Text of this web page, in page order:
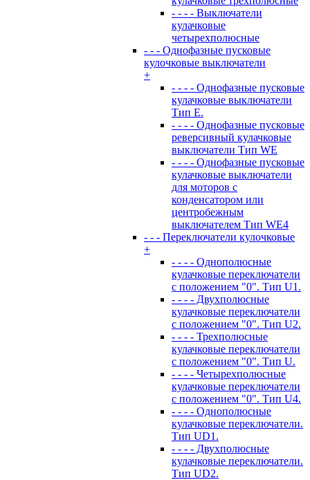
- - - - Выключатели
кулачковые
четырехполюсные
- - - Однофазные пусковые
кулочковые выключатели
+
- - - - Однофазные пусковые
кулачковые выключатели
Тип E.
- - - - Однофазные пусковые
реверсивный кулачковые
выключатели Тип WE
- - - - Однофазные пусковые
кулачковые выключатели
для моторов с
конденсатором или
центробежным
выключателем Тип WE4
- - - Переключатели кулочковые
+
- - - - Однополюсные
кулачковые переключатели
с положением "0". Тип U1.
- - - - Двухполюсные
кулачковые переключатели
с положением "0". Тип U2.
- - - - Трехполюсные
кулачковые переключатели
с положением "0". Тип U.
- - - - Четырехполюсные
кулачковые переключатели
с положением "0". Тип U4.
- - - - Однополюсные
кулачковые переключатели.
Тип UD1.
- - - - Двухполюсные
кулачковые переключатели.
Тип UD2.